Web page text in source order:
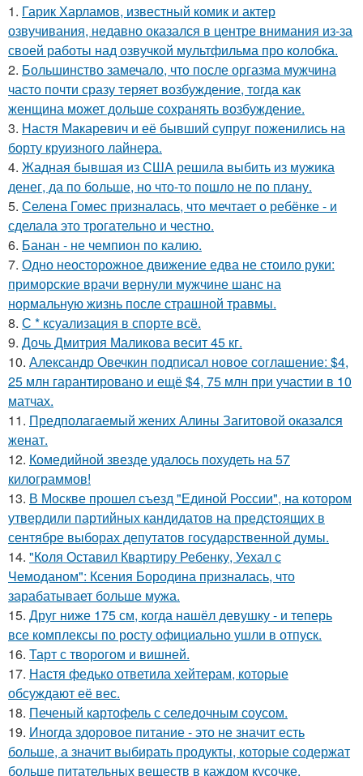
1. Гарик Харламов, известный комик и актер
озвучивания, недавно оказался в центре внимания из-за
своей работы над озвучкой мультфильма про колобка.
2. Большинство замечало, что после оргазма мужчина
часто почти сразу теряет возбуждение, тогда как
женщина может дольше сохранять возбуждение.
3. Настя Макаревич и её бывший супруг поженились на
борту круизного лайнера.
4. Жадная бывшая из США решила выбить из мужика
денег, да по больше, но что-то пошло не по плану.
5. Селена Гомес призналась, что мечтает о ребёнке - и
сделала это трогательно и честно.
6. Банан - не чемпион по калию.
7. Одно неосторожное движение едва не стоило руки:
приморские врачи вернули мужчине шанс на
нормальную жизнь после страшной травмы.
8. С * ксуализация в спорте всё.
9. Дочь Дмитрия Маликова весит 45 кг.
10. Александр Овечкин подписал новое соглашение: $4,
25 млн гарантировано и ещё $4, 75 млн при участии в 10
матчах.
11. Предполагаемый жених Алины Загитовой оказался
женат.
12. Комедийной звезде удалось похудеть на 57
килограммов!
13. В Москве прошел съезд "Единой России", на котором
утвердили партийных кандидатов на предстоящих в
сентябре выборах депутатов государственной думы.
14. "Коля Оставил Квартиру Ребенку, Уехал с
Чемоданом": Ксения Бородина призналась, что
зарабатывает больше мужа.
15. Друг ниже 175 см, когда нашёл девушку - и теперь
все комплексы по росту официально ушли в отпуск.
16. Тарт с творогом и вишней.
17. Настя федько ответила хейтерам, которые
обсуждают её вес.
18. Печеный картофель с селедочным соусом.
19. Иногда здоровое питание - это не значит есть
больше, а значит выбирать продукты, которые содержат
больше питательных веществ в каждом кусочке.